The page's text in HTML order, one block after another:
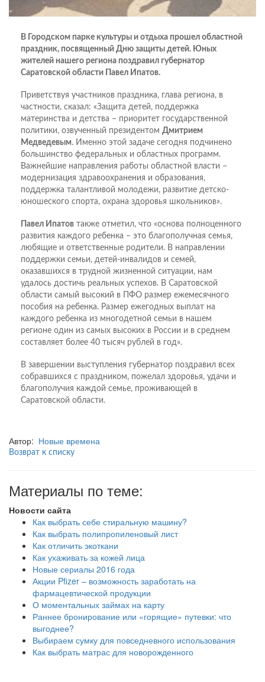
В Городском парке культуры и отдыха прошел областной
праздник, посвященный Дню защиты детей. Юных
жителей нашего региона поздравил губернатор
Саратовской области Павел Ипатов.
Приветствуя участников праздника, глава региона, в
частности, сказал: «Защита детей, поддержка
материнства и детства – приоритет государственной
политики, озвученный президентом Дмитрием
Медведевым. Именно этой задаче сегодня подчинено
большинство федеральных и областных программ.
Важнейшие направления работы областной власти –
модернизация здравоохранения и образования,
поддержка талантливой молодежи, развитие детско-
юношеского спорта, охрана здоровья школьников».
Павел Ипатов также отметил, что «основа полноценного
развития каждого ребенка – это благополучная семья,
любящие и ответственные родители. В направлении
поддержки семьи, детей-инвалидов и семей,
оказавшихся в трудной жизненной ситуации, нам
удалось достичь реальных успехов. В Саратовской
области самый высокий в ПФО размер ежемесячного
пособия на ребенка. Размер ежегодных выплат на
каждого ребенка из многодетной семьи в нашем
регионе один из самых высоких в России и в среднем
составляет более 40 тысяч рублей в год».
В завершении выступления губернатор поздравил всех
собравшихся с праздником, пожелал здоровья, удачи и
благополучия каждой семье, проживающей в
Саратовской области.
Автор: Новые времена
Возврат к списку
Материалы по теме:
Новости сайта
Как выбрать себе стиральную машину?
Как выбрать полипропиленовый лист
Как отличить экоткани
Как ухаживать за кожей лица
Новые сериалы 2016 года
Акции Pfizer – возможность заработать на
фармацевтической продукции
О моментальных займах на карту
Раннее бронирование или «горящие» путевки: что
выгоднее?
Выбираем сумку для повседневного использования
Как выбрать матрас для новорожденного